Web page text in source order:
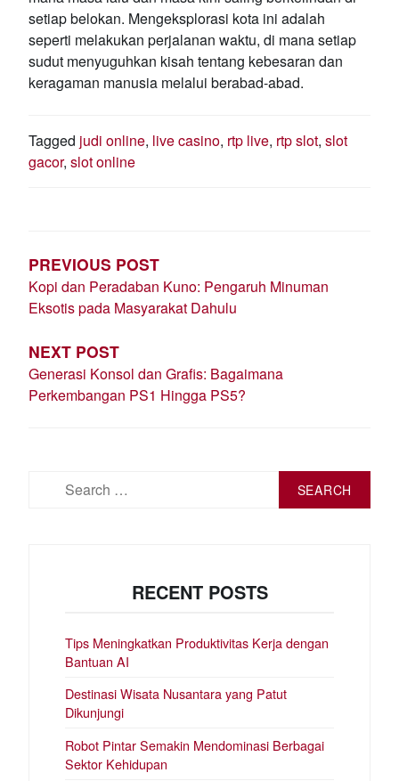
setiap belokan. Mengeksplorasi kota ini adalah
seperti melakukan perjalanan waktu, di mana setiap
sudut menyuguhkan kisah tentang kebesaran dan
keragaman manusia melalui berabad-abad.
Tagged judi online, live casino, rtp live, rtp slot, slot
gacor, slot online
PREVIOUS POST
Kopi dan Peradaban Kuno: Pengaruh Minuman
Eksotis pada Masyarakat Dahulu
NEXT POST
Generasi Konsol dan Grafis: Bagaimana
Perkembangan PS1 Hingga PS5?
RECENT POSTS
Tips Meningkatkan Produktivitas Kerja dengan
Bantuan AI
Destinasi Wisata Nusantara yang Patut
Dikunjungi
Robot Pintar Semakin Mendominasi Berbagai
Sektor Kehidupan